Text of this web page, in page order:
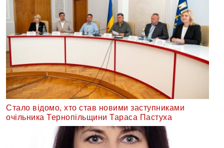
Стало відомо, хто став новими заступниками
очільника Тернопільщини Тараса Пастуха